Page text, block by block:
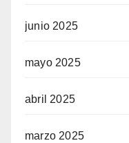
junio 2025
mayo 2025
abril 2025
marzo 2025